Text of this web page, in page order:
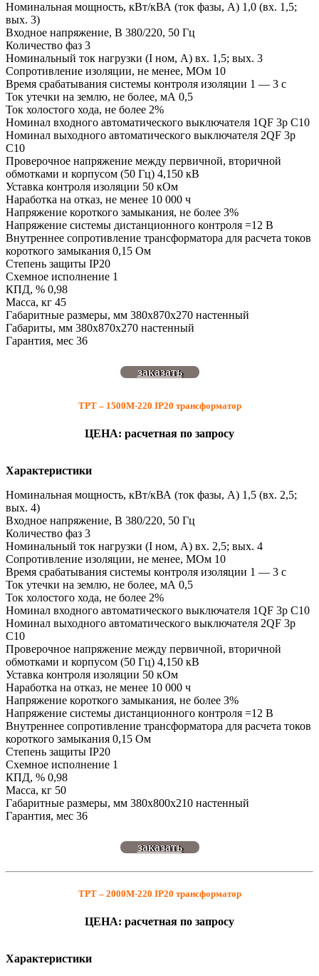
Номинальная мощность, кВт/кВА (ток фазы, А) 1,0 (вх. 1,5;
вых. 3)
Входное напряжение, В 380/220, 50 Гц
Количество фаз 3
Номинальный ток нагрузки (I ном, А) вх. 1,5; вых. 3
Сопротивление изоляции, не менее, МОм 10
Время срабатывания системы контроля изоляции 1 — 3 с
Ток утечки на землю, не более, мА 0,5
Ток холостого хода, не более 2%
Номинал входного автоматического выключателя 1QF 3р С10
Номинал выходного автоматического выключателя 2QF 3р
С10
Проверочное напряжение между первичной, вторичной
обмотками и корпусом (50 Гц) 4,150 кВ
Уставка контроля изоляции 50 кОм
Наработка на отказ, не менее 10 000 ч
Напряжение короткого замыкания, не более 3%
Напряжение системы дистанционного контроля =12 В
Внутреннее сопротивление трансформатора для расчета токов
короткого замыкания 0,15 Ом
Степень защиты IP20
Схемное исполнение 1
КПД, % 0,98
Масса, кг 45
Габаритные размеры, мм 380х870х270 настенный
Габариты, мм 380х870х270 настенный
Гарантия, мес 36
заказать
ТРТ – 1500М-220 IP20 трансформатор
ЦЕНА: расчетная по запросу
Характеристики
Номинальная мощность, кВт/кВА (ток фазы, А) 1,5 (вх. 2,5;
вых. 4)
Входное напряжение, В 380/220, 50 Гц
Количество фаз 3
Номинальный ток нагрузки (I ном, А) вх. 2,5; вых. 4
Сопротивление изоляции, не менее, МОм 10
Время срабатывания системы контроля изоляции 1 — 3 с
Ток утечки на землю, не более, мА 0,5
Ток холостого хода, не более 2%
Номинал входного автоматического выключателя 1QF 3р С10
Номинал выходного автоматического выключателя 2QF 3р
С10
Проверочное напряжение между первичной, вторичной
обмотками и корпусом (50 Гц) 4,150 кВ
Уставка контроля изоляции 50 кОм
Наработка на отказ, не менее 10 000 ч
Напряжение короткого замыкания, не более 3%
Напряжение системы дистанционного контроля =12 В
Внутреннее сопротивление трансформатора для расчета токов
короткого замыкания 0,15 Ом
Степень защиты IP20
Схемное исполнение 1
КПД, % 0,98
Масса, кг 50
Габаритные размеры, мм 380х800х210 настенный
Гарантия, мес 36
заказать
ТРТ – 2000М-220 IP20 трансформатор
ЦЕНА: расчетная по запросу
Характеристики